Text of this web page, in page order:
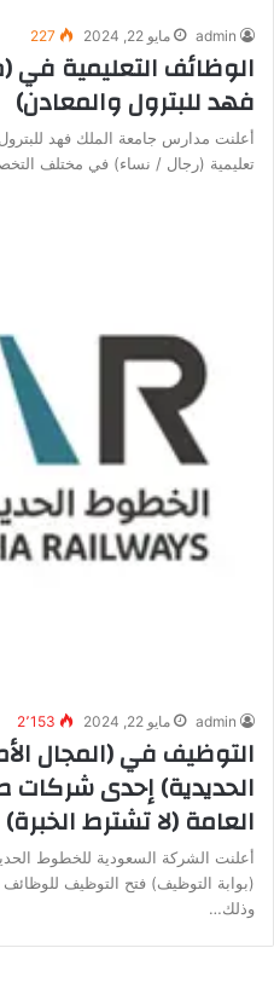
admin مايو 22, 2024 227
الوظائف التعليمية
فهد للبترول والمعادن)
أعلنت مدارس جامعة الملك فهد
تعليمية (رجال / نساء) في مختلف
admin مايو 22, 2024 2٬153
التوظيف في (المجال
الحديدية) إحدى شركات
العامة (لا تشترط الخبرة)
أعلنت الشركة السعودية للخطوط
(بوابة التوظيف) فتح التوظيف للوظائف
وذلك…